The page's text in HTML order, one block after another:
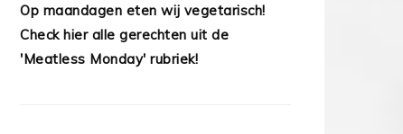
Op maandagen eten wij vegetarisch!
Check hier alle gerechten uit de
'Meatless Monday' rubriek!